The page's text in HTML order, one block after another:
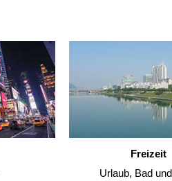
Freizeit
Urlaub, Bad